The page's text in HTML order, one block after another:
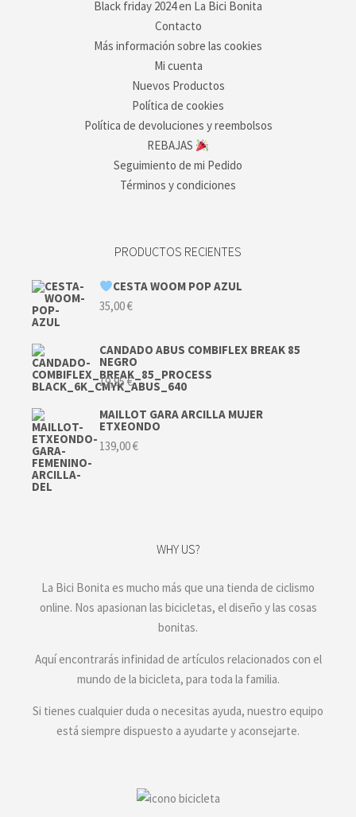
Black friday 2024 en La Bici Bonita
Contacto
Más información sobre las cookies
Mi cuenta
Nuevos Productos
Política de cookies
Política de devoluciones y reembolsos
REBAJAS
Seguimiento de mi Pedido
Términos y condiciones
PRODUCTOS RECIENTES
CESTA WOOM POP AZUL
35,00€
CANDADO ABUS COMBIFLEX BREAK 85
NEGRO
19,95€
MAILLOT GARA ARCILLA MUJER
ETXEONDO
139,00€
WHY US?
La Bici Bonita es mucho más que una tienda de ciclismo
online. Nos apasionan las bicicletas, el diseño y las cosas
bonitas.
Aquí encontrarás infinidad de artículos relacionados con el
mundo de la bicicleta, para toda la familia.
Si tienes cualquier duda o necesitas ayuda, nuestro equipo
está siempre dispuesto a ayudarte y aconsejarte.